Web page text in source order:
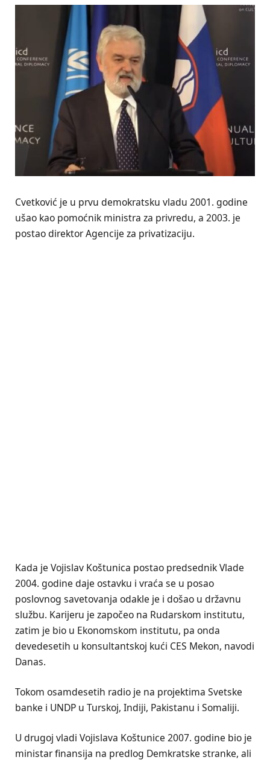
Cvetković je u prvu demokratsku vladu 2001. godine
ušao kao pomoćnik ministra za privredu, a 2003. je
postao direktor Agencije za privatizaciju.
Kada je Vojislav Koštunica postao predsednik Vlade
2004. godine daje ostavku i vraća se u posao
poslovnog savetovanja odakle je i došao u državnu
službu. Karijeru je započeo na Rudarskom institutu,
zatim je bio u Ekonomskom institutu, pa onda
devedesetih u konsultantskoj kući CES Mekon, navodi
Danas.
Tokom osamdesetih radio je na projektima Svetske
banke i UNDP u Turskoj, Indiji, Pakistanu i Somaliji.
U drugoj vladi Vojislava Koštunice 2007. godine bio je
ministar finansija na predlog Demkratske stranke, ali